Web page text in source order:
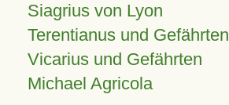
Siagrius von Lyon
Terentianus und Gefährten
Vicarius und Gefährten
Michael Agricola